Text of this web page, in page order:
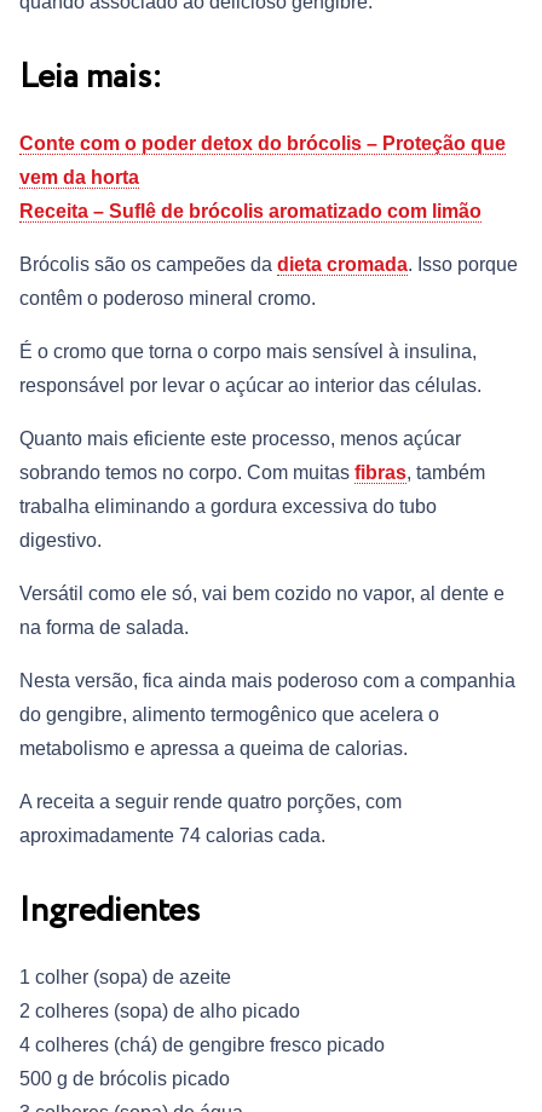
Leia mais:
Conte com o poder detox do brócolis – Proteção que
vem da horta
Receita – Suflê de brócolis aromatizado com limão
Brócolis são os campeões da dieta cromada. Isso porque
contêm o poderoso mineral cromo.
É o cromo que torna o corpo mais sensível à insulina,
responsável por levar o açúcar ao interior das células.
Quanto mais eficiente este processo, menos açúcar
sobrando temos no corpo. Com muitas fibras, também
trabalha eliminando a gordura excessiva do tubo
digestivo.
Versátil como ele só, vai bem cozido no vapor, al dente e
na forma de salada.
Nesta versão, fica ainda mais poderoso com a companhia
do gengibre, alimento termogênico que acelera o
metabolismo e apressa a queima de calorias.
A receita a seguir rende quatro porções, com
aproximadamente 74 calorias cada.
Ingredientes
1 colher (sopa) de azeite
2 colheres (sopa) de alho picado
4 colheres (chá) de gengibre fresco picado
500 g de brócolis picado